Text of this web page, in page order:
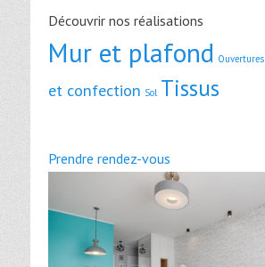
Découvrir nos réalisations
Mur et plafond Ouvertures
et confection Sol Tissus
Prendre rendez-vous